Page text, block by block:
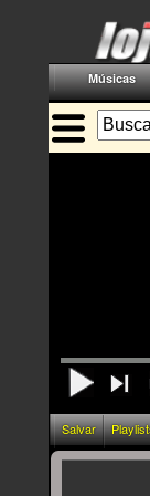
Músicas
Salvar